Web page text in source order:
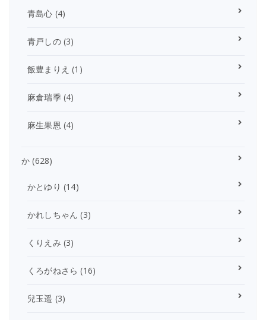
青島心 (4)
青戸しの(3)
飯豊まりえ (1)
麻倉瑞季(4)
麻生果恩 (4)
か (628)
かとゆり (14)
かれしちゃん (3)
くりえみ (3)
くろがねさら (16)
兒玉遥 (3)